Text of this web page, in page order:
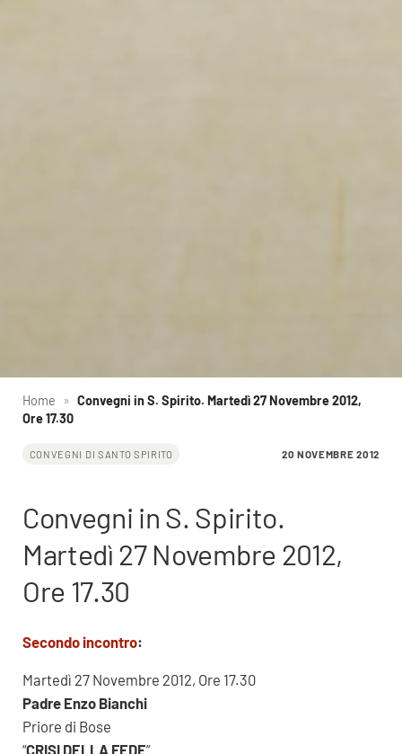
Home » Convegni in S. Spirito. Martedì 27 Novembre 2012,
Ore 17.30
CONVEGNI DI SANTO SPIRITO 20 NOVEMBRE 2012
Convegni in S. Spirito.
Martedì 27 Novembre 2012,
Ore 17.30
Secondo incontro:
Martedì 27 Novembre 2012, Ore 17.30
Padre Enzo Bianchi
Priore di Bose
“CRISI DELLA FEDE”